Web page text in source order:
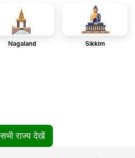
Nagaland Sikkim
सभी राज्य देखें